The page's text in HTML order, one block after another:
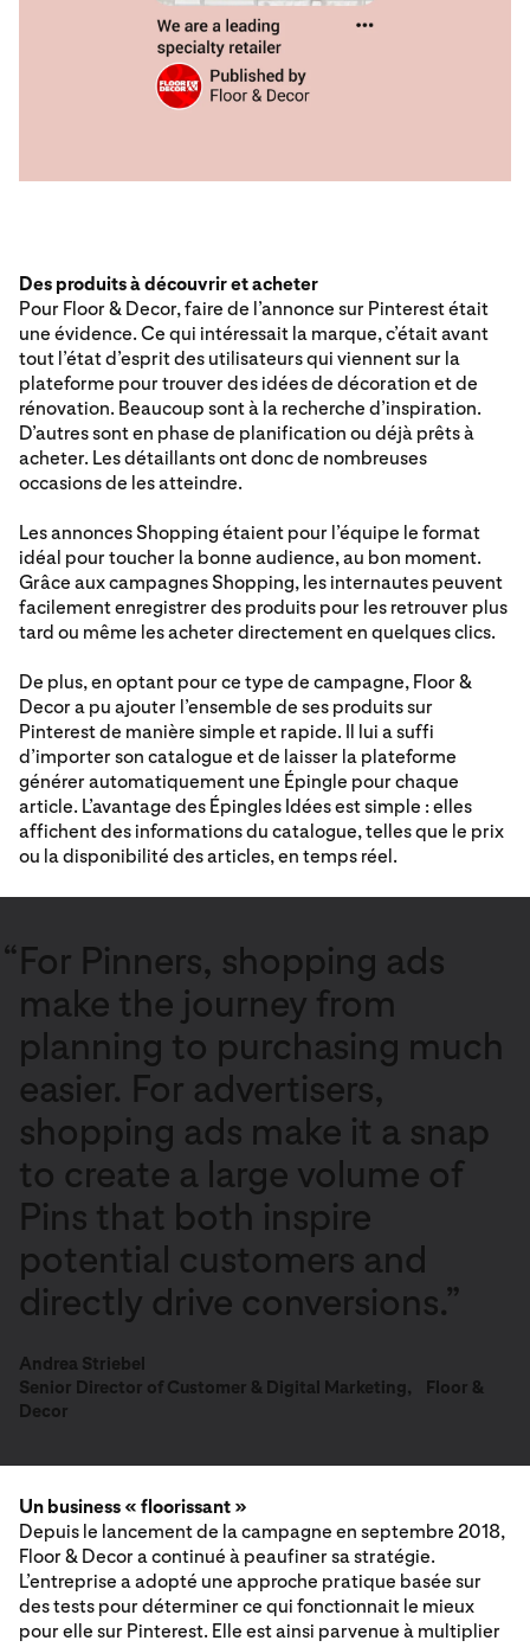
Des produits à découvrir et acheter
Pour Floor & Decor, faire de l’annonce sur Pinterest était
une évidence. Ce qui intéressait la marque, c’était avant
tout l’état d’esprit des utilisateurs qui viennent sur la
plateforme pour trouver des idées de décoration et de
rénovation. Beaucoup sont à la recherche d’inspiration.
D’autres sont en phase de planification ou déjà prêts à
acheter. Les détaillants ont donc de nombreuses
occasions de les atteindre.
Les annonces Shopping étaient pour l’équipe le format
idéal pour toucher la bonne audience, au bon moment.
Grâce aux campagnes Shopping, les internautes peuvent
facilement enregistrer des produits pour les retrouver plus
tard ou même les acheter directement en quelques clics.
De plus, en optant pour ce type de campagne, Floor &
Decor a pu ajouter l’ensemble de ses produits sur
Pinterest de manière simple et rapide. Il lui a suffi
d’importer son catalogue et de laisser la plateforme
générer automatiquement une Épingle pour chaque
article. L’avantage des Épingles Idées est simple : elles
affichent des informations du catalogue, telles que le prix
ou la disponibilité des articles, en temps réel.
“For Pinners, shopping ads
make the journey from
planning to purchasing much
easier. For advertisers,
shopping ads make it a snap
to create a large volume of
Pins that both inspire
potential customers and
directly drive conversions.”
Andrea Striebel
Senior Director of Customer & Digital Marketing, Floor &
Decor
Un business « floorissant »
Depuis le lancement de la campagne en septembre 2018,
Floor & Decor a continué à peaufiner sa stratégie.
L’entreprise a adopté une approche pratique basée sur
des tests pour déterminer ce qui fonctionnait le mieux
pour elle sur Pinterest. Elle est ainsi parvenue à multiplier